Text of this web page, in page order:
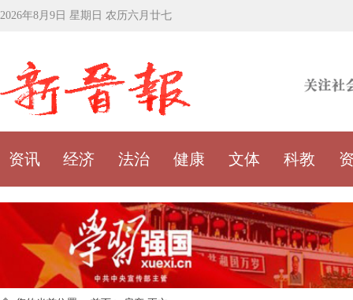
2026年8月9日 星期日 农历六月廿七
资讯 经济 法治 健康 文体 科教